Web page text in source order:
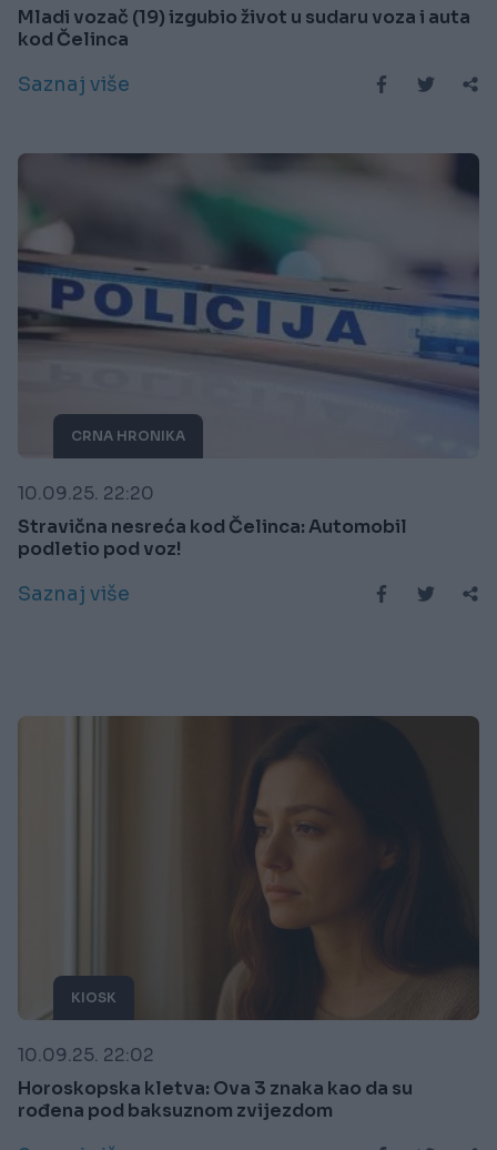
Mladi vozač (19) izgubio život u sudaru voza i auta
kod Čelinca
Saznaj više
CRNA HRONIKA
10.09.25. 22:20
Stravična nesreća kod Čelinca: Automobil
podletio pod voz!
Saznaj više
KIOSK
10.09.25. 22:02
Horoskopska kletva: Ova 3 znaka kao da su
rođena pod baksuznom zvijezdom